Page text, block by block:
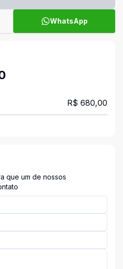
WhatsApp
R$ 680,00
que um de nossos